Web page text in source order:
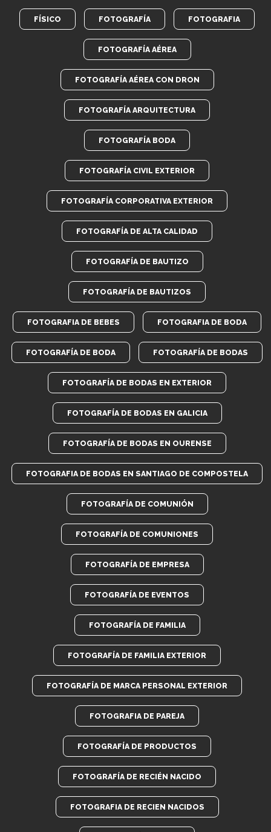
FÍSICO FOTOGRAFÍA FOTOGRAFIA
FOTOGRAFÍA AÉREA
FOTOGRAFÍA AÉREA CON DRON
FOTOGRAFÍA ARQUITECTURA
FOTOGRAFÍA BODA
FOTOGRAFÍA CIVIL EXTERIOR
FOTOGRAFÍA CORPORATIVA EXTERIOR
FOTOGRAFÍA DE ALTA CALIDAD
FOTOGRAFÍA DE BAUTIZO
FOTOGRAFÍA DE BAUTIZOS
FOTOGRAFIA DE BEBES FOTOGRAFIA DE BODA
FOTOGRAFÍA DE BODA FOTOGRAFÍA DE BODAS
FOTOGRAFÍA DE BODAS EN EXTERIOR
FOTOGRAFÍA DE BODAS EN GALICIA
FOTOGRAFÍA DE BODAS EN OURENSE
FOTOGRAFIA DE BODAS EN SANTIAGO DE COMPOSTELA
FOTOGRAFÍA DE COMUNIÓN
FOTOGRAFÍA DE COMUNIONES
FOTOGRAFÍA DE EMPRESA
FOTOGRAFÍA DE EVENTOS
FOTOGRAFÍA DE FAMILIA
FOTOGRAFÍA DE FAMILIA EXTERIOR
FOTOGRAFÍA DE MARCA PERSONAL EXTERIOR
FOTOGRAFIA DE PAREJA
FOTOGRAFÍA DE PRODUCTOS
FOTOGRAFÍA DE RECIÉN NACIDO
FOTOGRAFIA DE RECIEN NACIDOS